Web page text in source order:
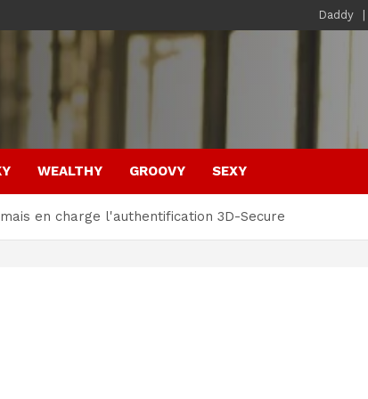
Daddy
WEALTHY GROOVY SEXY
en charge l'authentification 3D-Secure